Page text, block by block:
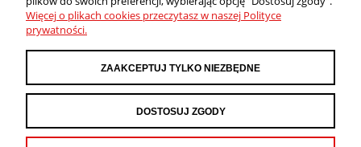
PŁATNOŚCI I DOSTAWA
INFORMACJE
Więcej o plikach cookies przeczytasz w naszej Polityce
prywatności.
ZAAKCEPTUJ TYLKO NIEZBĘDNE
DOSTOSUJ ZGODY